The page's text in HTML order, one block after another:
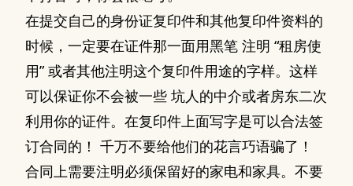
在提交自己的身份证复印件和其他复印件资料的
时候，一定要在证件那一面用黑笔 注明 “租房使
用” 或者其他注明这个复印件用途的字样。这样
可以保证你不会被一些 坑人的中介或者房东二次
利用你的证件。在复印件上面写字是可以合法签
订合同的！ 千万不要给他们的花言巧语骗了！
合同上需要注明必须保留好的家电和家具。不要